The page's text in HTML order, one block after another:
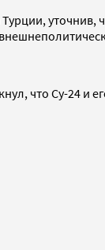
что Су-24 и